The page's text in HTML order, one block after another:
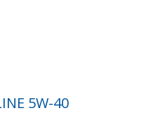
5W-40